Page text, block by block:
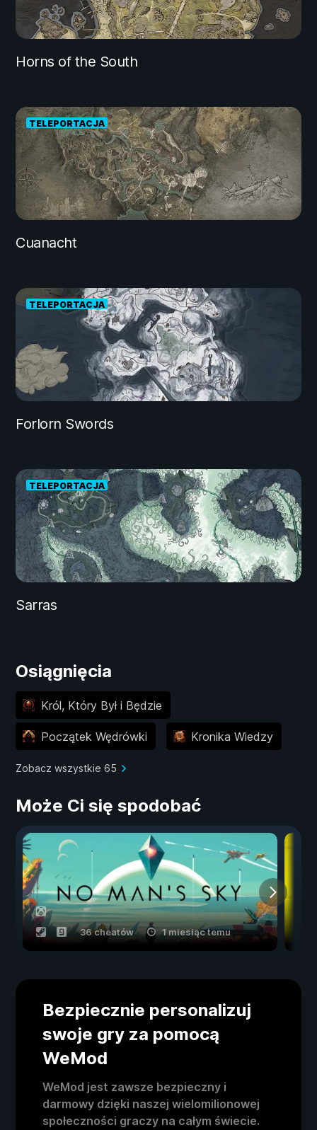
Horns of the South
TELEPORTACJA
Cuanacht
TELEPORTACJA
Forlorn Swords
TELEPORTACJA
Sarras
Osiągnięcia
Król, Który Był i Będzie
Początek Wędrówki Kronika Wiedzy
Zobacz wszystkie 65
Może Ci się spodobać
36 cheatów 1 miesiąc temu
Bezpiecznie personalizuj
swoje gry za pomocą
WeMod
WeMod jest zawsze bezpieczny i
darmowy dzięki naszej wielomilionowej
społeczności graczy na całym świecie.